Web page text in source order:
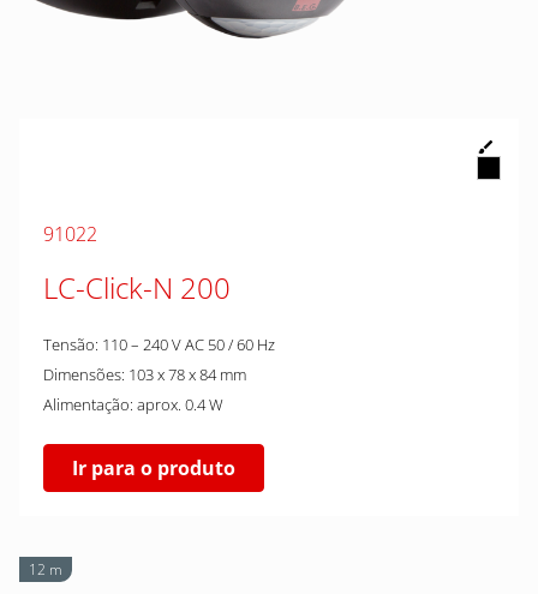
91022
LC-Click-N 200
Tensão: 110 – 240 V AC 50 / 60 Hz
Dimensões: 103 x 78 x 84 mm
Alimentação: aprox. 0.4 W
Ir para o produto
12 m